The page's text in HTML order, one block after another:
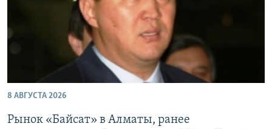
8 АВГУСТА 2026
Рынок «Байсат» в Алматы, ранее